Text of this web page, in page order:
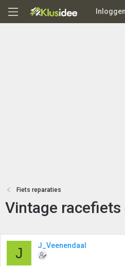
Inloggen
Fiets reparaties
Vintage
J J_Veenendaal